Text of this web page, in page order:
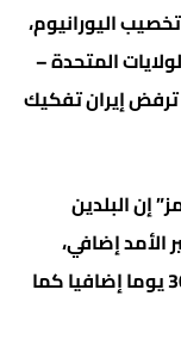
اليورانيوم،
المتحدة –
ترفض إيران تفكيك
إن البلدين
إضافي،
بموجبه يتم تمديد وقف إطلاق النار لمدة 30 يوما إضافيا كما